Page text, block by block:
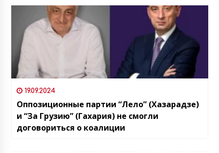
19.09.2024
Оппозиционные партии “Лело” (Хазарадзе)
и “За Грузию” (Гахария) не смогли
договориться о коалиции